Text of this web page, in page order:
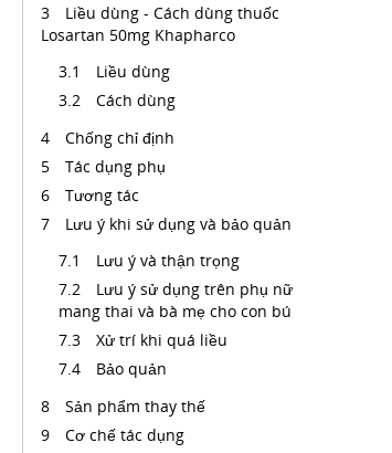
Liều dùng - Cách dùng thuốc
Losartan 50mg Khapharco
Liều dùng
Cách dùng
Chống chỉ định
Tác dụng phụ
Tương tác
Lưu ý khi sử dụng và bảo quản
Lưu ý và thận trọng
Lưu ý sử dụng trên phụ nữ
mang thai và bà mẹ cho con bú
Xử trí khi quá liều
Bảo quản
Sản phẩm thay thế
Cơ chế tác dụng